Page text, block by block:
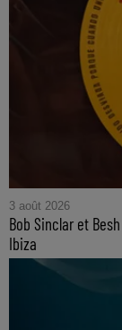
3 août 2026
Bob Sinclar et
Ibiza